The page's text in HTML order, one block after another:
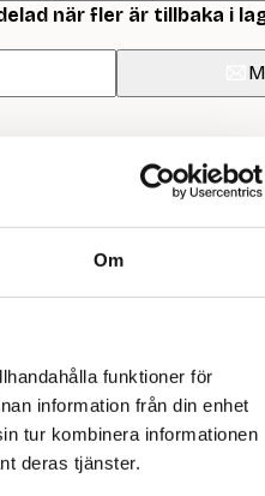
Om
funktioner för
information från din enhet
tur kombinera informationen
deras tjänster.
när fler är tillbaka i
med rötter i den
garner kännetecknas av